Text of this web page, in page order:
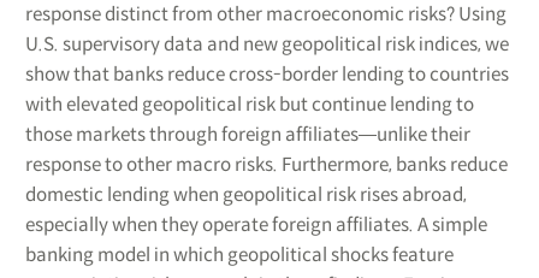
response distinct from other macroeconomic risks? Using
U.S. supervisory data and new geopolitical risk indices, we
show that banks reduce cross-border lending to countries
with elevated geopolitical risk but continue lending to
those markets through foreign affiliates―unlike their
response to other macro risks. Furthermore, banks reduce
domestic lending when geopolitical risk rises abroad,
especially when they operate foreign affiliates. A simple
banking model in which geopolitical shocks feature